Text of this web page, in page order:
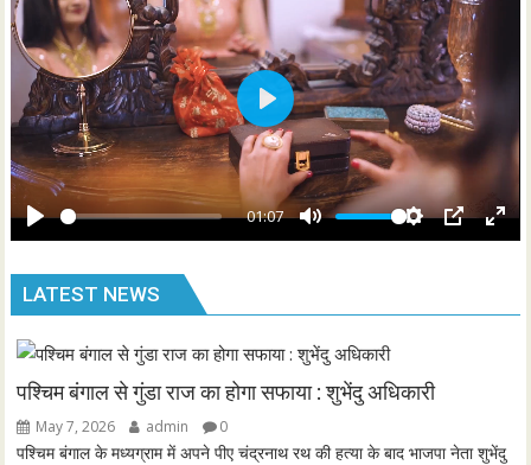
g
s
e
e
P
l
a
01:07
M
S
n
s
P
E
l
P
l
a
y
LATEST NEWS
पश्चिम बंगाल से गुंडा राज का होगा सफाया : शुभेंदु अधिकारी
May 7, 2026 admin 0
पश्चिम बंगाल के मध्यग्राम में अपने पीए चंद्रनाथ रथ की हत्या के बाद भाजपा नेता शुभेंदु